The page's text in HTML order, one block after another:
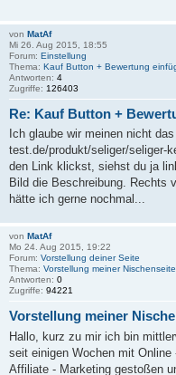
von MatAf
Mi 26. Aug 2015, 18:55
Forum: Einstellung
Thema: Kauf Button + Bewertung
Antworten: 4
Zugriffe: 126403
Re: Kauf Button +
Ich glaube wir meinen nicht
test.de/produkt/seliger/seliger-
den Link klickst, siehst du ja
Bild die Beschreibung. Rechts
hätte ich gerne nochmal...
von MatAf
Mo 24. Aug 2015, 19:22
Forum: Vorstellung deiner Seite
Thema: Vorstellung meiner Nischenseite
Antworten: 0
Zugriffe: 94221
Vorstellung meiner
Hallo, kurz zu mir ich bin
seit einigen Wochen mit
Affiliate - Marketing gestoßen